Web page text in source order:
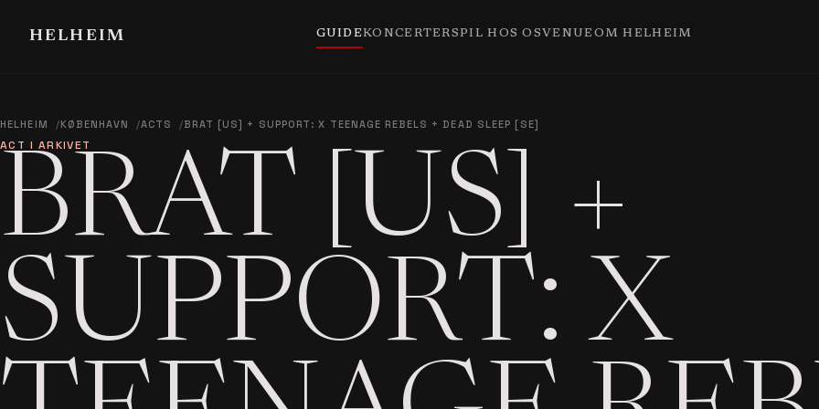
HELHEIM GUIDEKONCERTERSPIL HOS OSVENUEOM HELHEIM
HELHEIM KØBENHAVN ACTS BRAT [US] + SUPPORT: X TEENAGE REBELS + DEAD SLEEP [SE]
ACT I ARKIVET
BRAT [US] +
SUPPORT: X